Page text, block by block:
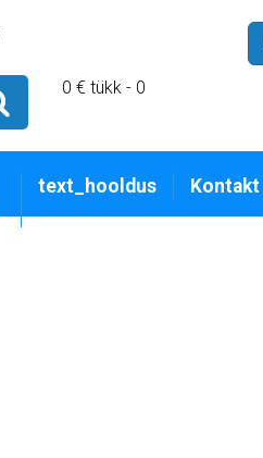
0 € tükk - 0
text_hooldus Kontakt